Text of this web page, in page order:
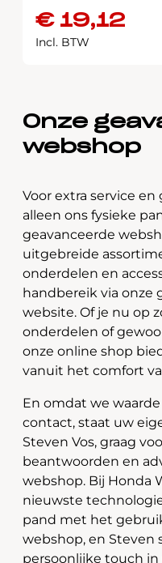
€19,12
Incl. BTW
Onze
webshop
Voor extra service
alleen ons fysieke
geavanceerde
uitgebreide
onderdelen en
handbereik via onze
website. Of je nu op
onderdelen of
onze online shop
vanuit het comfort
En omdat we
contact, staat uw
Steven Vos, graag
beantwoorden en
webshop. Bij Honda
nieuwste
pand met het
webshop, en Steven
persoonlijke touch